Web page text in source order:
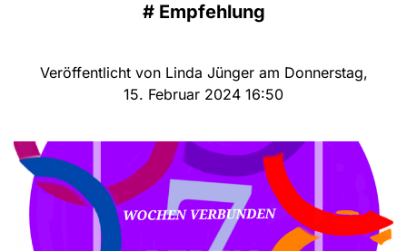
# Empfehlung
Veröffentlicht von Linda Jünger am Donnerstag,
15. Februar 2024 16:50